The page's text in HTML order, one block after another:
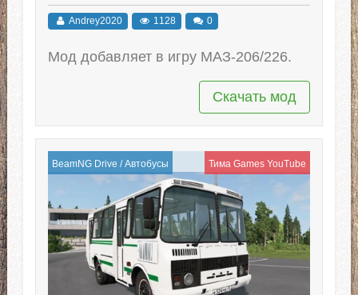
Andrey2020 1128 0
Мод добавляет в игру МАЗ-206/226.
Скачать мод
BeamNG Drive /Автобусы Тима Games YouTube